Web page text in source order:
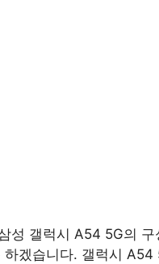
성 갤럭시 A54 5G의 구
겠습니다. 갤럭시 A54